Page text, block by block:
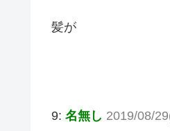
髪が
9: 名無し 2019/08/